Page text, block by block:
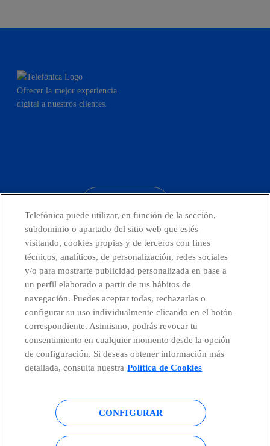
Ofrecer la mejor experiencia
digital a nuestros clientes.
Países y Unidades emergentes
Canal de Denuncias
Centro Global Transparencia
Política de cookies Aviso legal
Accesibilidad Política de privacidad
Telefónica puede utilizar, en función de la sección,
subdominio o apartado del sitio web que estés
visitando, cookies propias y de terceros con fines
técnicos, analíticos, de personalización, redes sociales
y/o para mostrarte publicidad personalizada en base a
un perfil elaborado a partir de tus hábitos de
navegación. Puedes aceptar todas, rechazarlas o
configurar su uso individualmente clicando en el botón
correspondiente. Asimismo, podrás revocar tu
consentimiento en cualquier momento desde la opción
de configuración. Si deseas obtener información más
detallada, consulta nuestra Política de Cookies
CONFIGURAR